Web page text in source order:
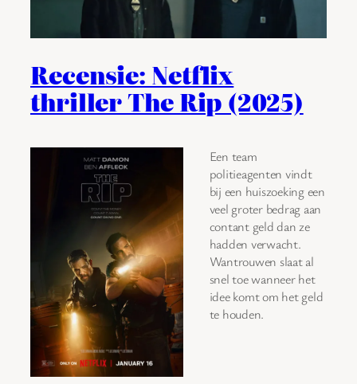
Recensie: Netflix
thriller The Rip (2025)
Een team
politieagenten vindt
bij een huiszoeking een
veel groter bedrag aan
contant geld dan ze
hadden verwacht.
Wantrouwen slaat al
snel toe wanneer het
idee komt om het geld
te houden.